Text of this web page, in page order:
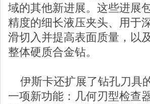
域的其他新进展。这些进展
精度的细长液压夹头、用于
滑切入并提高表面质量，以
整体硬质合金钻。
伊斯卡还扩展了钻孔刀具
一项新功能：几何刃型检查